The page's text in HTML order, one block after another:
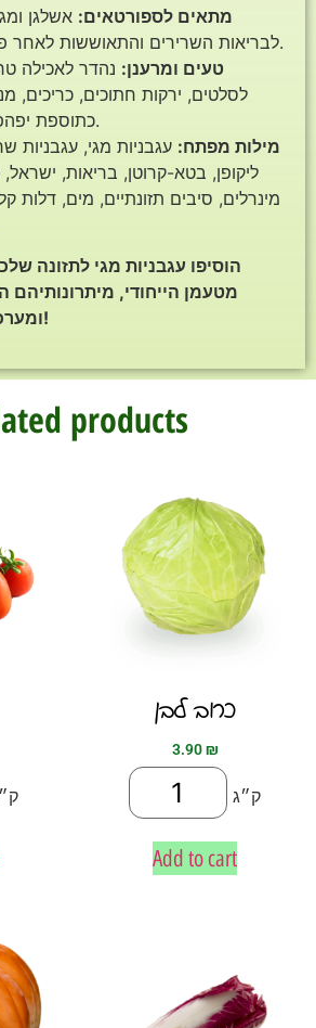
מתאים לספורטאים: אשלגן
לבריאות השרירים והתאוששות לאחר פעילות גופנית.
טעים ומרענן: נהדר לאכילה
לסלטים, ירקות חתוכים, כריכים,
כתוספת יפהפייה לארוחות.
מילות מפתח: עגבניות מגי, עגבניות
ליקופן, בטא-קרוטן, בריאות, ישראל,
מינרלים, סיבים תזונתיים, מים, דלות
הוסיפו עגבניות מגי לתזונה
מטעמן הייחודי, מיתרונותיהם
ומערכם התזונתי הגבוה!
products
כרוב לבן
3.90₪
ק״ג
Add to cart